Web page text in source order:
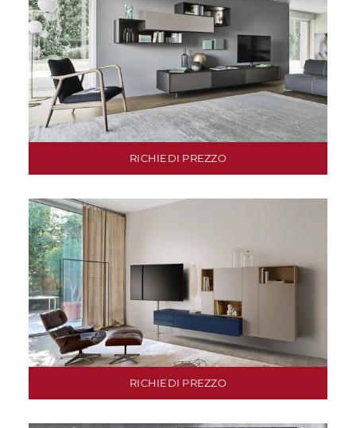
RICHIEDI PREZZO
RICHIEDI PREZZO